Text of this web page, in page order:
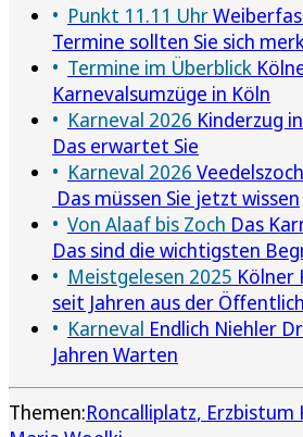
Punkt 11.11 Uhr
Termine sollten Sie sich
Termine im Überblick
Karnevalsumzüge in Köln
Karneval 2026 Kinderzug
Das erwartet Sie
Karneval 2026
Das müssen Sie jetzt wissen
Von Alaaf bis Zoch Das
Das sind die wichtigsten
Meistgelesen 2025 Kölner
seit Jahren aus der
Karneval Endlich Niehler
Jahren Warten
Themen:Roncalliplatz Erzbistum